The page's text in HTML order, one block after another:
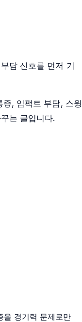
담 신호를 먼저 기
, 임팩트 부담, 스윙
는 글입니다.
을 경기력 문제로만